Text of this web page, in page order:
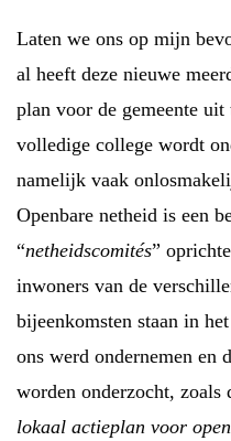
Laten we ons op mijn
al heeft deze nieuwe
plan voor de gemeente
volledige college wordt
namelijk vaak
Openbare netheid is een
“netheidscomités”
inwoners van de
bijeenkomsten staan in
ons werd ondernemen en
worden onderzocht,
lokaal actieplan voor